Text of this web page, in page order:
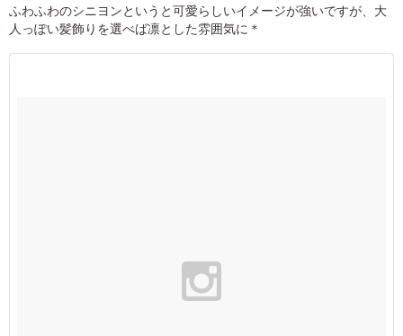
ふわふわのシニヨンというと可愛らしいイメージが強いですが、大
人っぽい髪飾りを選べば凛とした雰囲気に＊